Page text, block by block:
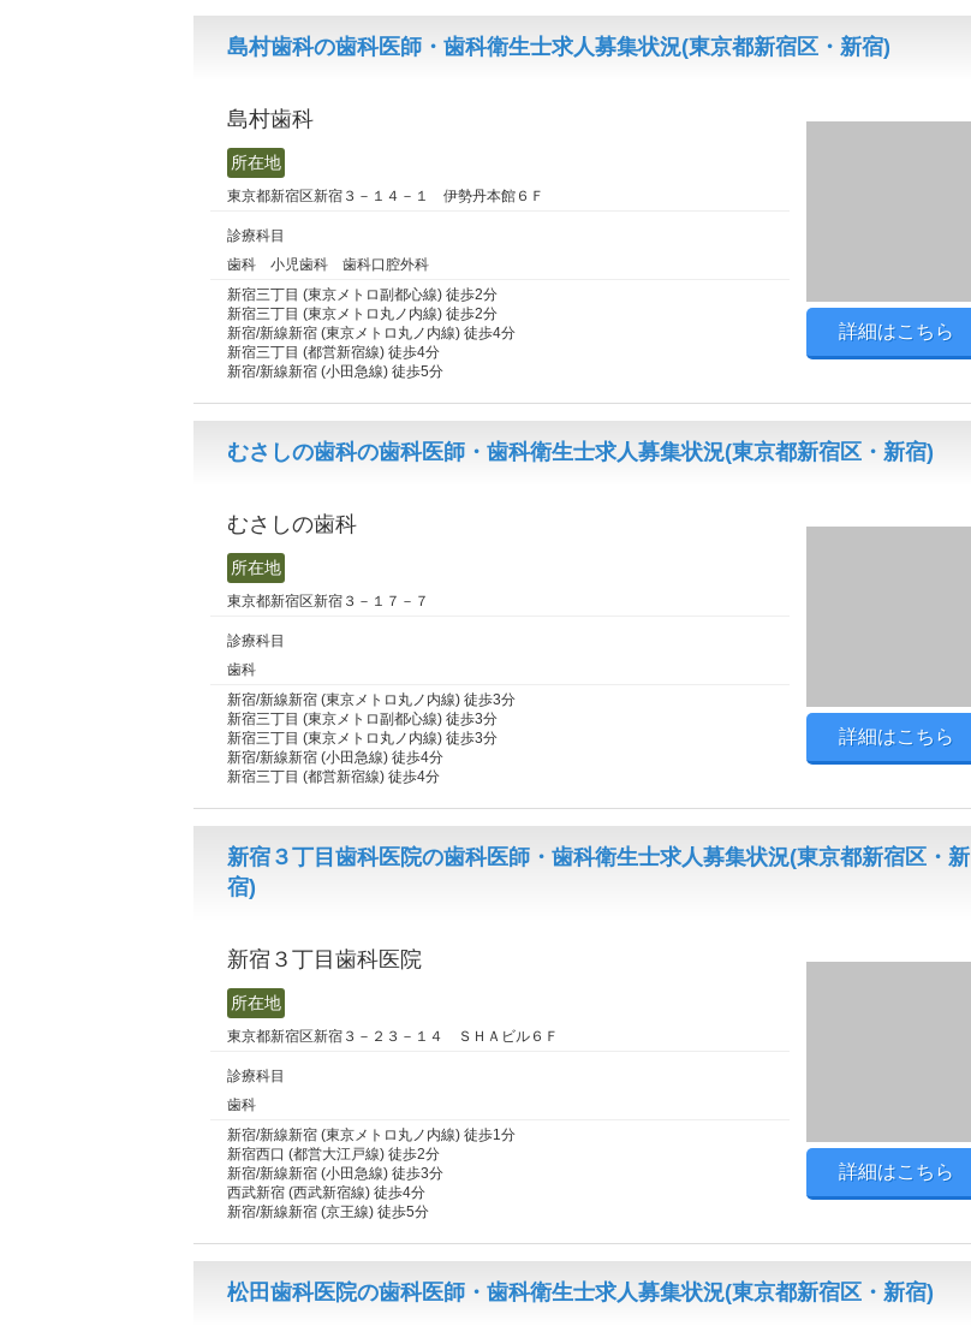
島村歯科の歯科医師・歯科衛生士求人募集状況(東京都新宿区・新宿)
島村歯科
詳細はこちら
所在地
東京都新宿区新宿３－１４－１ 伊勢丹本館６Ｆ
診療科目
歯科 小児歯科 歯科口腔外科
新宿三丁目 (東京メトロ副都心線) 徒歩2分
新宿三丁目 (東京メトロ丸ノ内線) 徒歩2分
新宿/新線新宿 (東京メトロ丸ノ内線) 徒歩4分
新宿三丁目 (都営新宿線) 徒歩4分
新宿/新線新宿 (小田急線) 徒歩5分
むさしの歯科の歯科医師・歯科衛生士求人募集状況(東京都新宿区・新宿)
むさしの歯科
詳細はこちら
所在地
東京都新宿区新宿３－１７－７
診療科目
歯科
新宿/新線新宿 (東京メトロ丸ノ内線) 徒歩3分
新宿三丁目 (東京メトロ副都心線) 徒歩3分
新宿三丁目 (東京メトロ丸ノ内線) 徒歩3分
新宿/新線新宿 (小田急線) 徒歩4分
新宿三丁目 (都営新宿線) 徒歩4分
新宿３丁目歯科医院の歯科医師・歯科衛生士求人募集状況(東京都新宿区・新
宿)
新宿３丁目歯科医院
詳細はこちら
所在地
東京都新宿区新宿３－２３－１４ ＳＨＡビル６Ｆ
診療科目
歯科
新宿/新線新宿 (東京メトロ丸ノ内線) 徒歩1分
新宿西口 (都営大江戸線) 徒歩2分
新宿/新線新宿 (小田急線) 徒歩3分
西武新宿 (西武新宿線) 徒歩4分
新宿/新線新宿 (京王線) 徒歩5分
松田歯科医院の歯科医師・歯科衛生士求人募集状況(東京都新宿区・新宿)